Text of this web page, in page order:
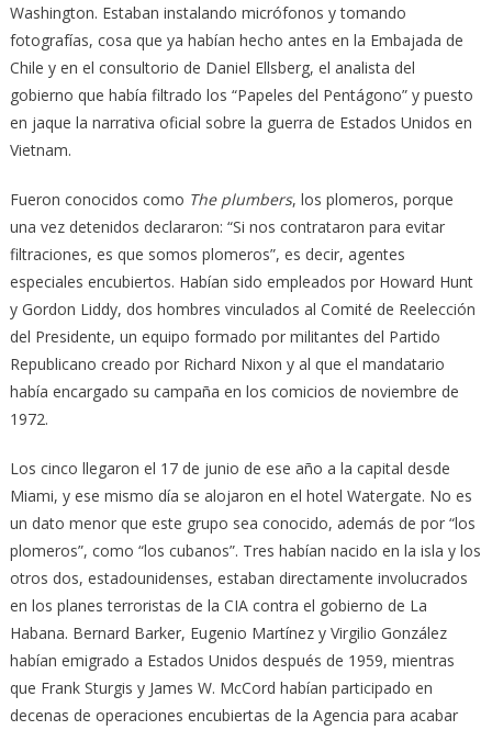
Washington. Estaban instalando micrófonos y tomando
fotografías, cosa que ya habían hecho antes en la Embajada de
Chile y en el consultorio de Daniel Ellsberg, el analista del
gobierno que había filtrado los “Papeles del Pentágono” y puesto
en jaque la narrativa oficial sobre la guerra de Estados Unidos en
Vietnam.
Fueron conocidos como The plumbers, los plomeros, porque
una vez detenidos declararon: “Si nos contrataron para evitar
filtraciones, es que somos plomeros”, es decir, agentes
especiales encubiertos. Habían sido empleados por Howard Hunt
y Gordon Liddy, dos hombres vinculados al Comité de Reelección
del Presidente, un equipo formado por militantes del Partido
Republicano creado por Richard Nixon y al que el mandatario
había encargado su campaña en los comicios de noviembre de
1972.
Los cinco llegaron el 17 de junio de ese año a la capital desde
Miami, y ese mismo día se alojaron en el hotel Watergate. No es
un dato menor que este grupo sea conocido, además de por “los
plomeros”, como “los cubanos”. Tres habían nacido en la isla y los
otros dos, estadounidenses, estaban directamente involucrados
en los planes terroristas de la CIA contra el gobierno de La
Habana. Bernard Barker, Eugenio Martínez y Virgilio González
habían emigrado a Estados Unidos después de 1959, mientras
que Frank Sturgis y James W. McCord habían participado en
decenas de operaciones encubiertas de la Agencia para acabar